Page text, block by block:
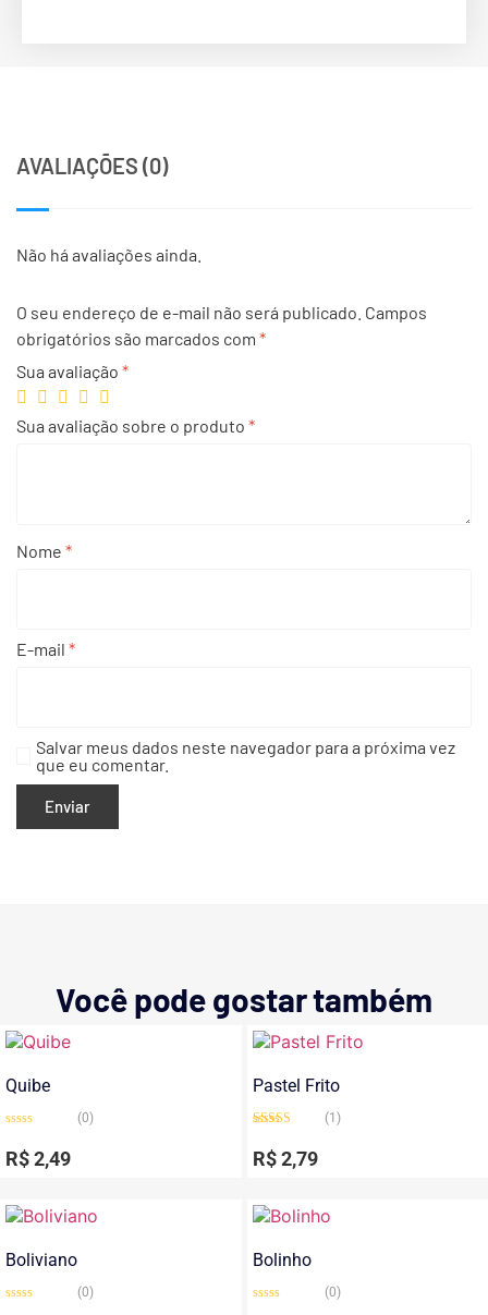
AVALIAÇÕES (0)
Não há avaliações ainda.
O seu endereço de e-mail não será publicado. Campos
obrigatórios são marcados com *
Sua avaliação *
Sua avaliação sobre o produto *
Nome *
E-mail *
Salvar meus dados neste navegador para a próxima vez
que eu comentar.
Você pode gostar também
Quibe
0
de
(0)
R$2,49
Pastel Frito
5.00de 5
(1)
R$2,79
Boliviano
(0)
Bolinho
(0)